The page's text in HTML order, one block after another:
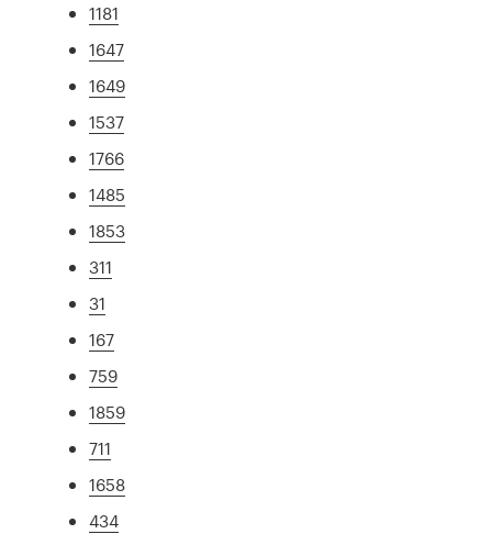
1181
1647
1649
1537
1766
1485
1853
311
31
167
759
1859
711
1658
434